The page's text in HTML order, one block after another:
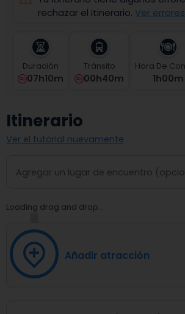
select
Press
question
mark
get
the
keyboard
changing
rechazar el itinerario. Ver errores
Duración
07h10m
Tránsito
00h40m
Hora De
1H00M
Itinerario
Ver el tutorial nuevamente
Loading drag and drop...
Añadir atracción